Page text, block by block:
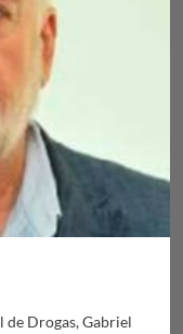
de Drogas, Gabriel